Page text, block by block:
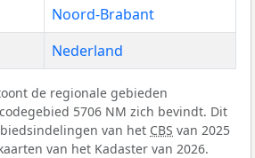
Noord-Brabant
Nederland
de regionale gebieden
5706 NM zich bevindt. Dit
van het CBS van 2025
van het Kadaster van 2026.